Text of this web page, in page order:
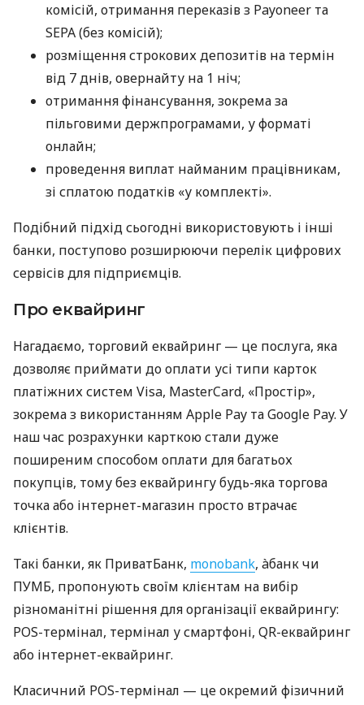
комісій, отримання переказів з Payoneer та
SEPA (без комісій);
розміщення строкових депозитів на термін
від 7 днів, овернайту на 1 ніч;
отримання фінансування, зокрема за
пільговими держпрограмами, у форматі
онлайн;
проведення виплат найманим працівникам,
зі сплатою податків «у комплекті».
Подібний підхід сьогодні використовують і інші
банки, поступово розширюючи перелік цифрових
сервісів для підприємців.
Про еквайринг
Нагадаємо, торговий еквайринг — це послуга, яка
дозволяє приймати до оплати усі типи карток
платіжних систем Visa, MasterCard, «Простір»,
зокрема з використанням Apple Pay та Google Pay. У
наш час розрахунки карткою стали дуже
поширеним способом оплати для багатьох
покупців, тому без еквайрингу будь-яка торгова
точка або інтернет-магазин просто втрачає
клієнтів.
Такі банки, як ПриватБанк, monobank, àбанк чи
ПУМБ, пропонують своїм клієнтам на вибір
різноманітні рішення для організації еквайрингу:
POS-термінал, термінал у смартфоні, QR-еквайринг
або інтернет-еквайринг.
Класичний POS-термінал — це окремий фізичний